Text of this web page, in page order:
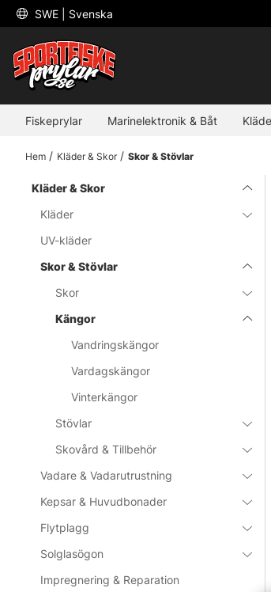
SWE | Svenska
Fiskeprylar Marinelektronik & Båt
Hem Kläder & Skor Skor & Stövlar
Kläder & Skor
Kläder
UV-kläder
Skor & Stövlar
Skor
Kängor
Vandringskängor
Vardagskängor
Vinterkängor
Stövlar
Skovård & Tillbehör
Vadare & Vadarutrustning
Kepsar & Huvudbonader
Flytplagg
Solglasögon
Impregnering & Reparation